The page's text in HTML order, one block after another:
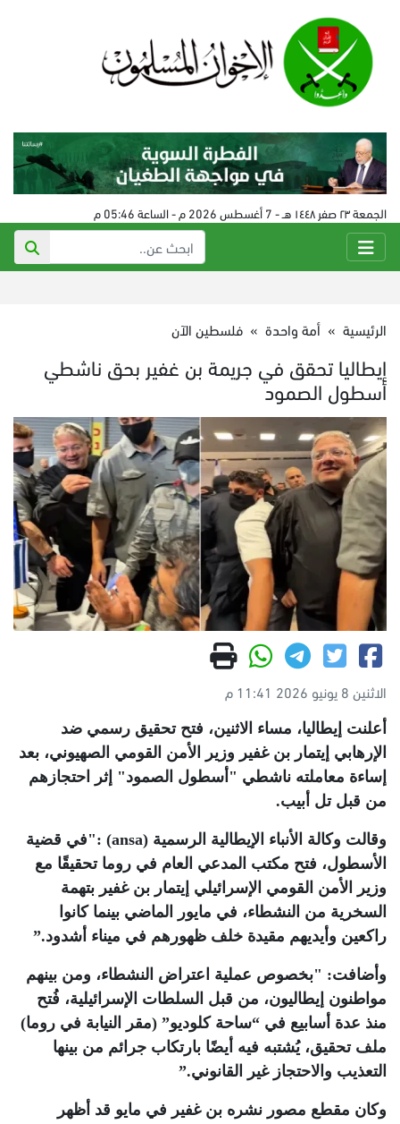
الجمعة ٢٣ صفر ١٤٤٨ هـ - 7 أغسطس 2026 م - الساعة 05:46 م
الرئيسية » أمة واحدة » فلسطين الآن
إيطاليا تحقق في جريمة بن غفير بحق ناشطي
أسطول الصمود
الاثنين 8 يونيو 2026 11:41 م
أعلنت إيطاليا، مساء الاثنين، فتح تحقيق رسمي ضد
الإرهابي إيتمار بن غفير وزير الأمن القومي الصهيوني، بعد
إساءة معاملته ناشطي "أسطول الصمود" إثر احتجازهم
من قبل تل أبيب.
وقالت وكالة الأنباء الإيطالية الرسمية (ansa) :"في قضية
الأسطول، فتح مكتب المدعي العام في روما تحقيقًا مع
وزير الأمن القومي الإسرائيلي إيتمار بن غفير بتهمة
السخرية من النشطاء، في مايور الماضي بينما كانوا
راكعين وأيديهم مقيدة خلف ظهورهم في ميناء أشدود”.
وأضافت: "بخصوص عملية اعتراض النشطاء، ومن بينهم
مواطنون إيطاليون، من قبل السلطات الإسرائيلية، فُتح
منذ عدة أسابيع في “ساحة كلوديو” (مقر النيابة في روما)
ملف تحقيق، يُشتبه فيه أيضًا بارتكاب جرائم من بينها
التعذيب والاحتجاز غير القانوني”.
وكان مقطع مصور نشره بن غفير في مايو قد أظهر